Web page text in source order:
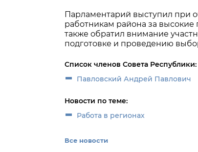
Парламентарий выступил при
работникам района за высокие
также обратил внимание
подготовке и проведению
Список членов Совета Республики:
Павловский Андрей Павлович
Новости по теме:
Работа в регионах
Все новости